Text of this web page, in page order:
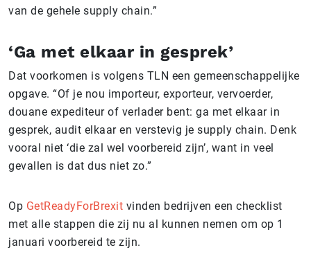
van de gehele supply chain.”
‘Ga met elkaar in gesprek’
Dat voorkomen is volgens TLN een gemeenschappelijke
opgave. “Of je nou importeur, exporteur, vervoerder,
douane expediteur of verlader bent: ga met elkaar in
gesprek, audit elkaar en verstevig je supply chain. Denk
vooral niet ‘die zal wel voorbereid zijn’, want in veel
gevallen is dat dus niet zo.”
Op GetReadyForBrexit vinden bedrijven een checklist
met alle stappen die zij nu al kunnen nemen om op 1
januari voorbereid te zijn.